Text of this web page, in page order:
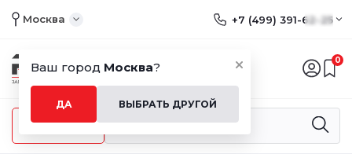
Ваш город Москва?
ДА ВЫБРАТЬ ДРУГОЙ
Москва +7 (499) 391-62-25
0
Меню